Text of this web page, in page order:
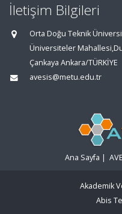
İletişim Bilgileri
Orta Doğu Teknik
Üniversiteler
Çankaya Ankara/TÜRKİYE
avesis@metu.edu.tr
Ana Sayfa |
Akademik
Abis